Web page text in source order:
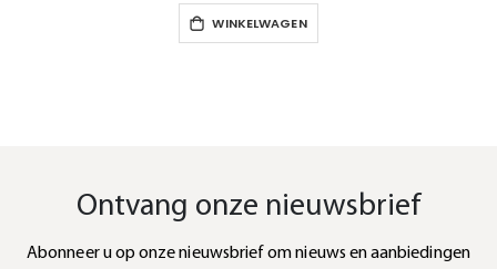
WINKELWAGEN
Ontvang onze nieuwsbrief
Abonneer u op onze nieuwsbrief om nieuws en aanbiedingen